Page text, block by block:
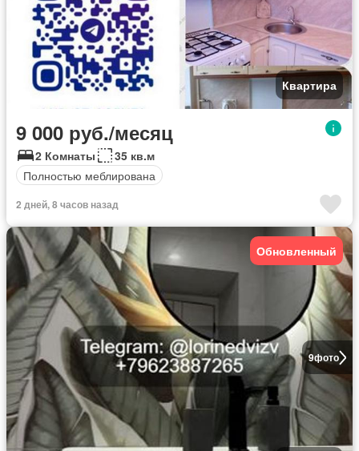
Квартира
9 000 руб./месяц
2 Комнаты
35 кв.м
Полностью меблирована
2 дней, 8 часов назад
9фото
Обновленный